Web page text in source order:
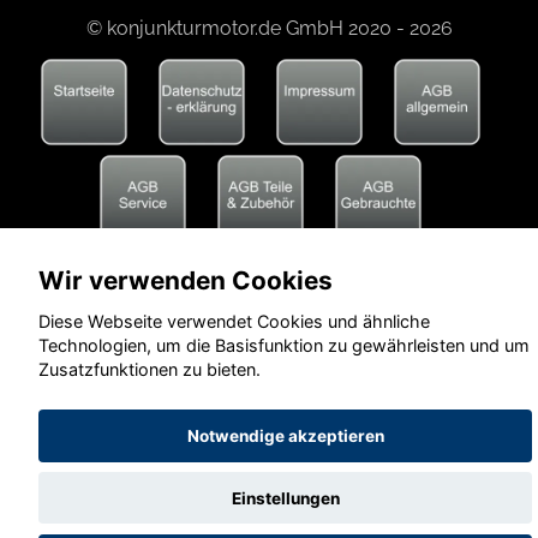
© konjunkturmotor.de GmbH 2020 - 2026
Wir verwenden Cookies
Diese Webseite verwendet Cookies und ähnliche
Technologien, um die Basisfunktion zu gewährleisten und um
Zusatzfunktionen zu bieten.
Notwendige akzeptieren
Einstellungen